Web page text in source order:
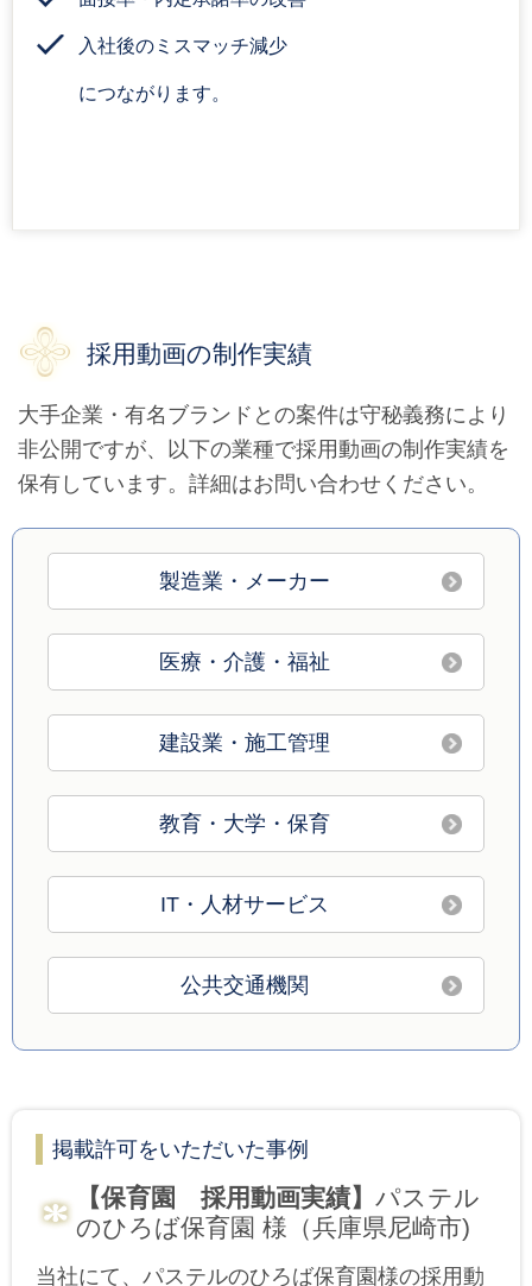
入社後のミスマッチ減少
につながります。
採用動画の制作実績
大手企業・有名ブランドとの案件は守秘義務により
非公開ですが、以下の業種で採用動画の制作実績を
保有しています。詳細はお問い合わせください。
製造業・メーカー
医療・介護・福祉
建設業・施工管理
教育・大学・保育
IT・人材サービス
公共交通機関
掲載許可をいただいた事例
【保育園 採用動画実績】 パステル
のひろば保育園 様（兵庫県尼崎市)
当社にて、パステルのひろば保育園様の採用動